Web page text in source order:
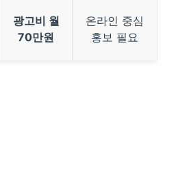
광고비 월
70만원
온라인 중심
홍보 필요